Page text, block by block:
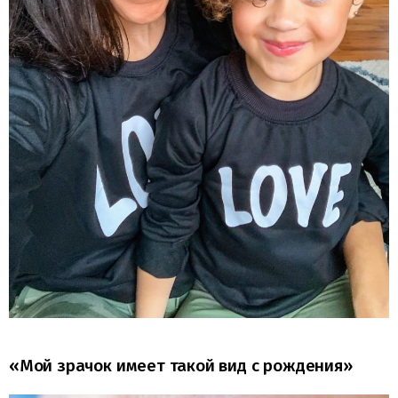
«Мой зрачок имеет такой вид с рождения»